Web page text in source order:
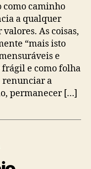
caminho
a qualquer
As coisas,
“mais isto
e
e como folha
renunciar a
permanecer […]